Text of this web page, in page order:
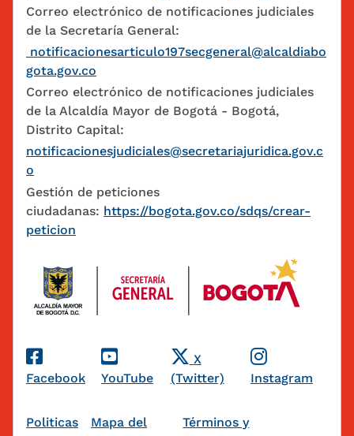
Correo electrónico de notificaciones judiciales
de la Secretaría General:
notificacionesarticulo197secgeneral@alcaldiabo
gota.gov.co
Correo electrónico de notificaciones judiciales
de la Alcaldía Mayor de Bogotá - Bogotá,
Distrito Capital:
notificacionesjudiciales@secretariajuridica.gov.c
o
Gestión de peticiones
ciudadanas: https://bogota.gov.co/sdqs/crear-
peticion
Redes Sociales
Facebook YouTube
X
(Twitter)
Instagram
Pie de página
Politicas
Mapa del
Términos y